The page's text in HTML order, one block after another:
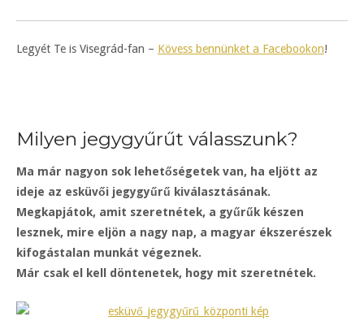
Legyét Te is Visegrád-fan – Kövess bennünket a Facebookon!
Milyen jegygyűrűt válasszunk?
Ma már nagyon sok lehetőségetek van, ha eljött az
ideje az esküvői jegygyűrű kiválasztásának.
Megkapjátok, amit szeretnétek, a gyűrűk készen
lesznek, mire eljön a nagy nap, a magyar ékszerészek
kifogástalan munkát végeznek.
Már csak el kell döntenetek, hogy mit szeretnétek.